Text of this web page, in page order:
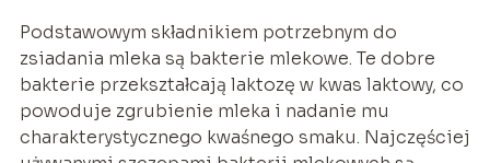
Podstawowym składnikiem potrzebnym do
zsiadania mleka są bakterie mlekowe. Te dobre
bakterie przekształcają laktozę w kwas laktowy, co
powoduje zgrubienie mleka i nadanie mu
charakterystycznego kwaśnego smaku. Najczęściej